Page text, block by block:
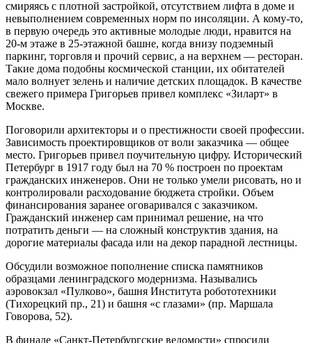
смиряясь с плотной застройкой, отсутствием лифта в доме и
невыполнением современных норм по инсоляции. А кому‑то,
в первую очередь это активные молодые люди, нравится на
20‑м этаже в 25‑этажной башне, когда внизу подземный
паркинг, торговля и прочий сервис, а на верхнем — ресторан.
Такие дома подобны космической станции, их обитателей
мало волнует зелень и наличие детских площадок. В качестве
свежего примера Григорьев привел комплекс «Зиларт» в
Москве.
Поговорили архитекторы и о престижности своей профессии.
Зависимость проектировщиков от воли заказчика — общее
место. Григорьев привел поучительную цифру. Исторический
Петербург в 1917 году был на 70 % построен по проектам
гражданских инженеров. Они не только умели рисовать, но и
контролировали расходование бюджета стройки. Объем
финансирования заранее оговаривался с заказчиком.
Гражданский инженер сам принимал решение, на что
потратить деньги — на сложный конструктив здания, на
дорогие материалы фасада или на декор парадной лестницы.
Обсудили возможное пополнение списка памятников
образцами ленинградского модернизма. Назывались
аэровокзал «Пулково», башня Института робототехники
(Тихорецкий пр., 21) и башня «с глазами» (пр. Маршала
Говорова, 52).
В финале «Санкт-Петербургские ведомости» спросили